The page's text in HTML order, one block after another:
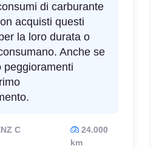
di carburante
acquisti questi
la loro durata o
Anche se
peggioramenti
C
24.000
km